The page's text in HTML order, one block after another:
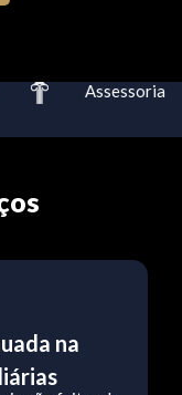
Assessoria
na